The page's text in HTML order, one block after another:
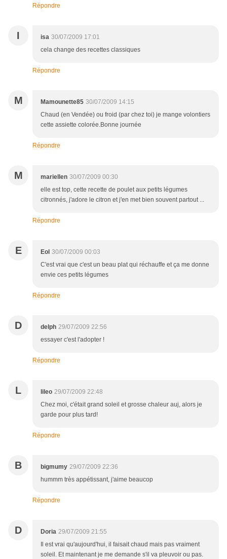
Répondre
I isa 30/07/2009 17:01
cela change des recettes classiques
Répondre
M Mamounette85 30/07/2009 14:15
Chaud (en Vendée) ou froid (par chez toi) je mange volontiers
cette assiette colorée.Bonne journée
Répondre
M mariellen 30/07/2009 00:30
elle est top, cette recette de poulet aux petits légumes
citronnés, j'adore le citron et j'en met bien souvent partout ...
Répondre
E Eol 30/07/2009 00:03
C'est vrai que c'est un beau plat qui réchauffe et ça me donne
envie ces petits légumes
Répondre
D delph 29/07/2009 22:56
essayer c'est l'adopter !
Répondre
L lileo 29/07/2009 22:48
Chez moi, c'était grand soleil et grosse chaleur auj, alors je
garde pour plus tard!
Répondre
B bigmumy 29/07/2009 22:36
hummm très appétissant, j'aime beaucop
Répondre
D Doria 29/07/2009 21:55
Il est vrai qu'aujourd'hui, il faisait chaud mais pas vraiment
soleil. Et maintenant je me demande s'il va pleuvoir ou pas.